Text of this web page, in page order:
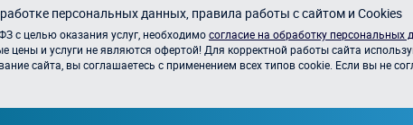
персональных данных, правила работы с сайтом и Cookies
с целью оказания услуг, необходимосогласие на обработку персональных
цены и услуги не являются офертой! Для корректной работы сайта
сайта, вы соглашаетесь с применением всех типов cookie. Если вы не